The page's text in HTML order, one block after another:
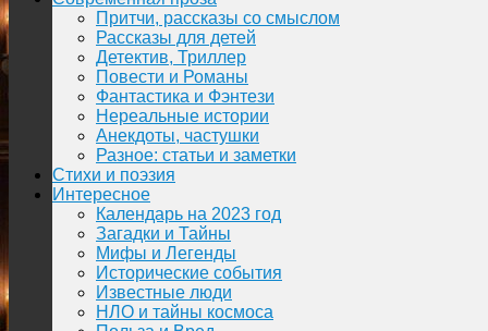
Притчи, рассказы со смыслом
Рассказы для детей
Детектив, Триллер
Повести и Романы
Фантастика и Фэнтези
Нереальные истории
Анекдоты, частушки
Разное: статьи и заметки
Стихи и поэзия
Интересное
Календарь на 2023 год
Загадки и Тайны
Мифы и Легенды
Исторические события
Известные люди
НЛО и тайны космоса